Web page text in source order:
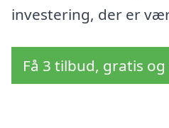
investering, der er
Få 3 tilbud, gratis